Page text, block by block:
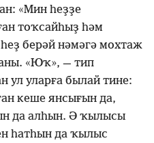
«Мин һеҙҙе
тоҡсайһыҙ һәм
берәй нәмәгә мохтаж
«Юҡ», — тип
ул уларға былай тине:
кеше янсығын да,
да алһын. Ә ҡылысы
һатһын да ҡылыс